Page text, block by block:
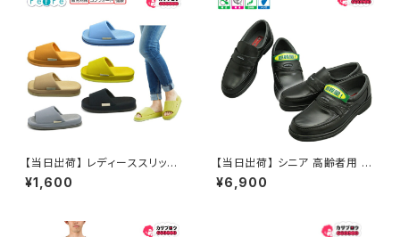
【当日出荷】 レディーススリッパ
refre リフレ 親指の付け根 スリ
ッパ ルームシューズ おしゃれ 来
¥1,600
【当日出荷】 シニア 高齢者用 靴
介護シューズ 介護用品 ウォーキ
ングシューズ カジュアルシュー
ゼント 昭和レトロ ロングセラー
¥6,900